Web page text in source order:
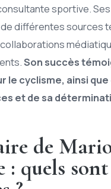
sportive.
différentes sources
Son succès
le cyclisme, ainsi que
et de sa
de
: quels